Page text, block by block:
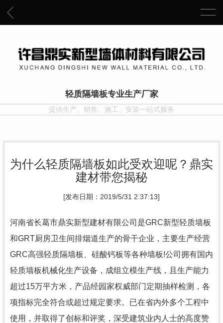
轻质隔墙板专业生产厂家
提供生产、销售、施工、安装一站式服务
为什么轻质隔墙板如此受欢迎呢？鼎实
建材带您揭秘
[发布日期：2019/5/31 2:37:13]
河南省长葛市鼎实新型建材有限公司是GRC新型轻质墙板
和GRT厨房卫生间排烟道生产的骨干企业，主要生产经营
GRC高强轻质隔墙板、硅酸钙板等各种墙板!公司拥有国内
轻质墙板机械化生产设备，成组立模生产线，且生产能力
超过15万平方米，产品经园家权威部门定期抽样检测，各
项指标完全符合或超过规定要求。已在省内外多个工程中
使用，并取得了创标和评奖，深受建筑业内人士的高度赞